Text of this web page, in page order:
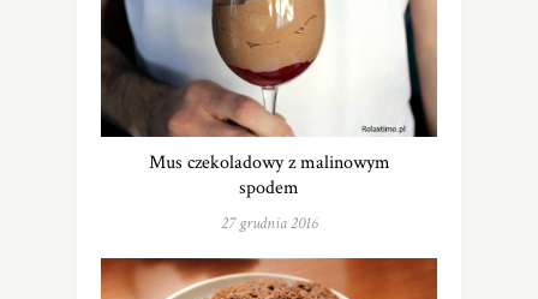
Mus czekoladowy z malinowym
spodem
27 grudnia 2016